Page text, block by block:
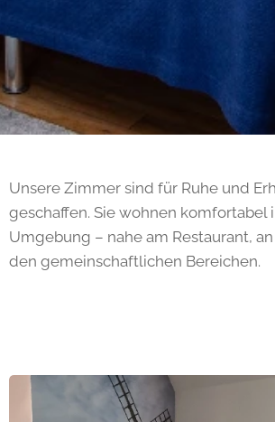
Unsere Zimmer sind für Ruhe und
geschaffen. Sie wohnen komfortabel
Umgebung – nahe am Restaurant,
den gemeinschaftlichen Bereichen.